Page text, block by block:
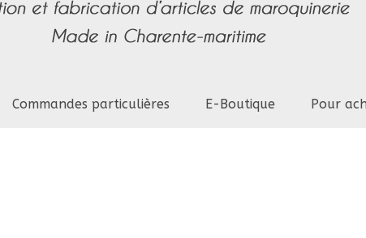
Commandes particulières E-Boutique Pour